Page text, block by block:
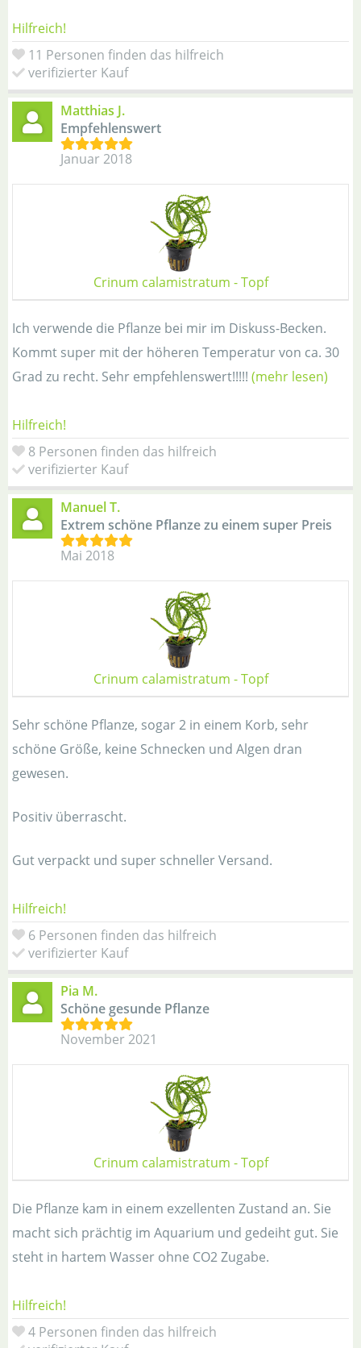
Hilfreich!
11 Personen finden das hilfreich
verifizierter Kauf
Matthias J.
Empfehlenswert
Januar 2018
Crinum calamistratum - Topf
Ich verwende die Pflanze bei mir im Diskuss-Becken.
Kommt super mit der höheren Temperatur von ca. 30
Grad zu recht. Sehr empfehlenswert!!!!! (mehr lesen)
Hilfreich!
8 Personen finden das hilfreich
verifizierter Kauf
Manuel T.
Extrem schöne Pflanze zu einem super Preis
Mai 2018
Crinum calamistratum - Topf
Sehr schöne Pflanze, sogar 2 in einem Korb, sehr
schöne Größe, keine Schnecken und Algen dran
gewesen.
Positiv überrascht.
Gut verpackt und super schneller Versand.
Hilfreich!
6 Personen finden das hilfreich
verifizierter Kauf
Pia M.
Schöne gesunde Pflanze
November 2021
Crinum calamistratum - Topf
Die Pflanze kam in einem exzellenten Zustand an. Sie
macht sich prächtig im Aquarium und gedeiht gut. Sie
steht in hartem Wasser ohne CO2 Zugabe.
Hilfreich!
4 Personen finden das hilfreich